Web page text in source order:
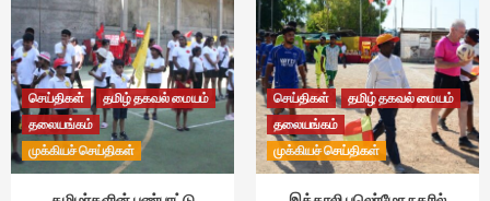
செய்திகள்
தமிழ் தகவல் மையம்
தலையங்கம்
முக்கியச் செய்திகள்
செய்திகள்
தமிழ் தகவல் மையம்
தலையங்கம்
முக்கியச் செய்திகள்